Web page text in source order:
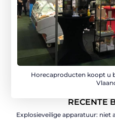
Horecaproducten koopt u
RECENTE
Explosieveilige apparatuur: niet